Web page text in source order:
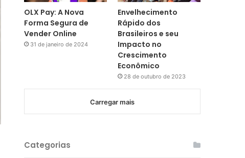
OLX Pay: A Nova
Forma Segura de
Vender Online
31 de janeiro de 2024
Envelhecimento
Rápido dos
Brasileiros e seu
Impacto no
Crescimento
Econômico
28 de outubro de 2023
Carregar mais
Categorias